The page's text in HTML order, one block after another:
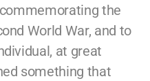
the
World War, and to
at great
something that